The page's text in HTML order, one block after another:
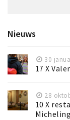
Nieuws
30
17 X
28
10 X